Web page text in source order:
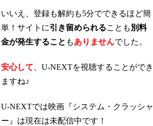
いいえ、登録も解約も5分でできるほど簡
単！サイトに引き留められることも 別料
金が発生すること もありませんでした。
安心して 、U-NEXTを視聴することができ
ますね♪
U-NEXTでは映画『システム・クラッシャ
ー』は現在は未配信中です！